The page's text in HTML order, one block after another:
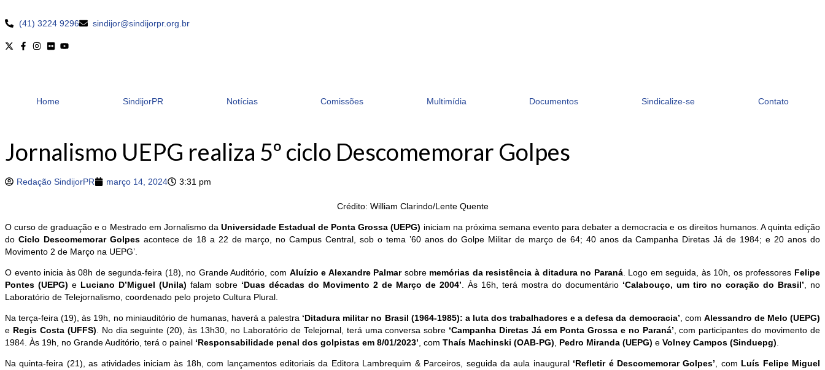
(41) 3224 9296 sindijor@sindijorpr.org.br
Home SindijorPR Notícias Comissões Multimídia Documentos Sindicalize-se Contato
Jornalismo UEPG realiza 5º ciclo Descomemorar Golpes
Redação SindijorPR março 14, 2024 3:31 pm
Crédito: William Clarindo/Lente Quente
O curso de graduação e o Mestrado em Jornalismo da Universidade Estadual de Ponta Grossa (UEPG) iniciam na próxima semana evento para debater a democracia e os direitos humanos. A quinta edição
do Ciclo Descomemorar Golpesacontece de 18 a 22 de março, no Campus Central, sob o tema ’60 anos do Golpe Militar de março de 64; 40 anos da Campanha Diretas Já de 1984; e 20 anos do
Movimento 2 de Março na UEPG’.
O evento inicia às 08h de segunda-feira (18), no Grande Auditório, com Aluízio e Alexandre Palmar sobre memórias da resistência à ditadura no Paraná. Logo em seguida, às 10h, os professores Felipe
Pontes (UEPG) e Luciano D’Miguel (Unila) falam sobre ‘Duas décadas do Movimento 2 de Março de 2004’ . Às 16h, terá mostra do documentário ‘Calabouço, um tiro no coração do Brasil’ , no
Laboratório de Telejornalismo, coordenado pelo projeto Cultura Plural.
Na terça-feira (19), às 19h, no miniauditório de humanas, haverá a palestra ‘Ditadura militar no Brasil (1964-1985): a luta dos trabalhadores e a defesa da democracia’ , com Alessandro de Melo (UEPG)
e Regis Costa (UFFS) . No dia seguinte (20), às 13h30, no Laboratório de Telejornal, terá uma conversa sobre ‘Campanha Diretas Já em Ponta Grossa e no Paraná’ , com participantes do movimento de
1984. Às 19h, no Grande Auditório, terá o painel ‘Responsabilidade penal dos golpistas em 8/01/2023’ , com Thaís Machinski (OAB-PG) Pedro Miranda (UEPG) e Volney Campos (Sinduepg)
Na quinta-feira (21), as atividades iniciam às 18h, com lançamentos editoriais da Editora Lambrequim & Parceiros, seguida da aula inaugural‘Refletir é Descomemorar Golpes’ , com Luís Felipe Miguel